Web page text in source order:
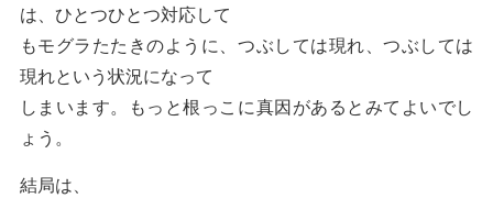
は、ひとつひとつ対応して
もモグラたたきのように、つぶしては現れ、つぶしては
現れという状況になって
しまいます。もっと根っこに真因があるとみてよいでし
ょう。
結局は、